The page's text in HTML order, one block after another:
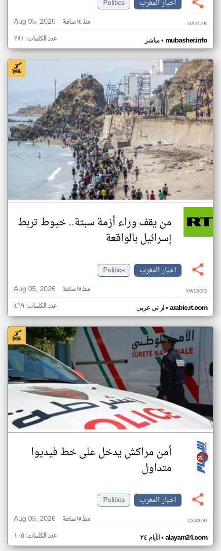
اخبار المغرب
Politics
Aug 05, 2026
منذ ١٤ ساعة OA20ZK
مباشر• mubasher.info عدد الكلمات: ٢٨١
من يقف وراء أزمة سبتة.. خيوط تربط
إسرائيل بالواقعة
اخبار المغرب
Politics
Aug 05, 2026
منذ ١٥ ساعة XW15GG
ار تي عربي• arabic.rt.com عدد الكلمات: ٤٦٩
أمن مراكش يدخل على خط فيديوا
متداول
اخبار المغرب
Politics
Aug 05, 2026
منذ ١٥ ساعة CX40DU
الأيام ٢٤• alayam24.com عدد الكلمات: ١٠٥